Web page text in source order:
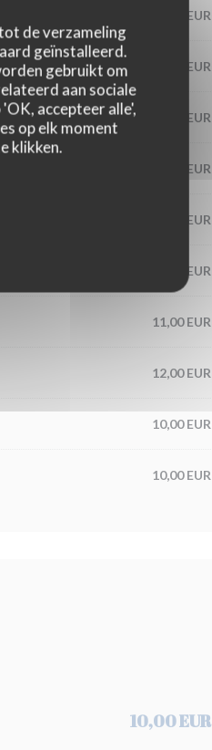
de verzameling
geïnstalleerd.
gebruikt om
aan sociale
accepteer alle',
op elk moment
klikken.
13,00 EUR
14,00 EUR
11,00 EUR
12,00 EUR
19,00 EUR
9,00 EUR
11,00 EUR
12,00 EUR
10,00 EUR
10,00 EUR
10,00 EUR